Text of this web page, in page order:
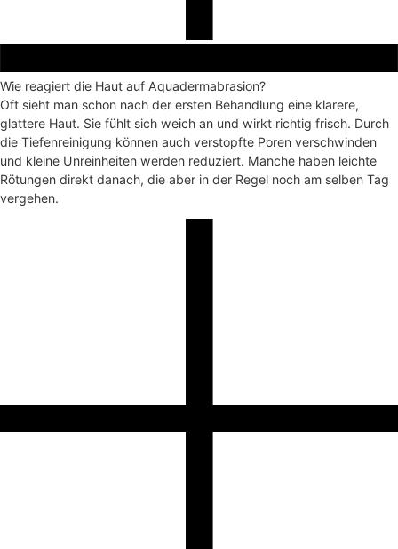
Wie reagiert die Haut auf Aquadermabrasion?
Oft sieht man schon nach der ersten Behandlung eine klarere,
glattere Haut. Sie fühlt sich weich an und wirkt richtig frisch. Durch
die Tiefenreinigung können auch verstopfte Poren verschwinden
und kleine Unreinheiten werden reduziert. Manche haben leichte
Rötungen direkt danach, die aber in der Regel noch am selben Tag
vergehen.